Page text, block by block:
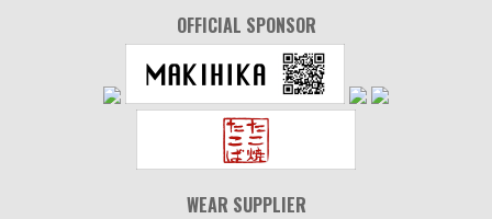
OFFICIAL SPONSOR
WEAR SUPPLIER